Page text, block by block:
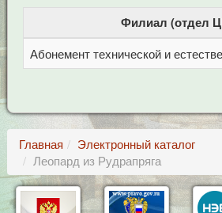
Филиал (отдел
Абонемент технической и
Главная
Электронный каталог
Леопард из Рудрапряга